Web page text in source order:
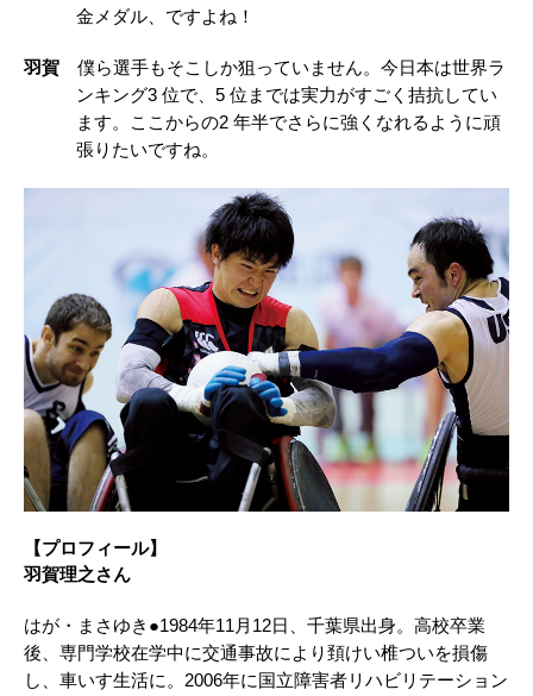
金メダル、ですよね！
羽賀 僕ら選手もそこしか狙っていません。今日本は世界ラ
ンキング3 位で、5 位までは実力がすごく拮抗してい
ます。ここからの2 年半でさらに強くなれるように頑
張りたいですね。
【プロフィール】
羽賀理之さん
はが・まさゆき●1984年11月12日、千葉県出身。高校卒業
後、専門学校在学中に交通事故により頚けい椎ついを損傷
し、車いす生活に。2006年に国立障害者リハビリテーション